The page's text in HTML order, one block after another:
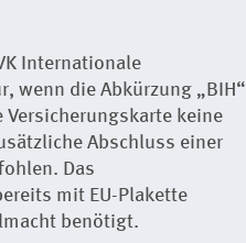
Internationale
wenn die Abkürzung „BIH“
keine
Abschluss einer
Das
mit EU-Plakette
benötigt.